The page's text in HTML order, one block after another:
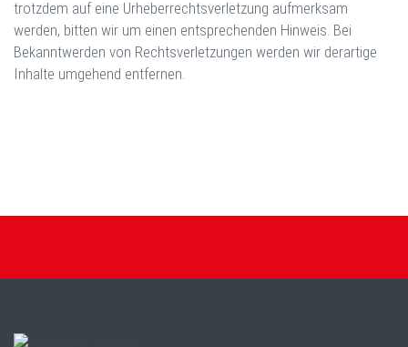
trotzdem auf eine Urheberrechtsverletzung aufmerksam
werden, bitten wir um einen entsprechenden Hinweis. Bei
Bekanntwerden von Rechtsverletzungen werden wir derartige
Inhalte umgehend entfernen.